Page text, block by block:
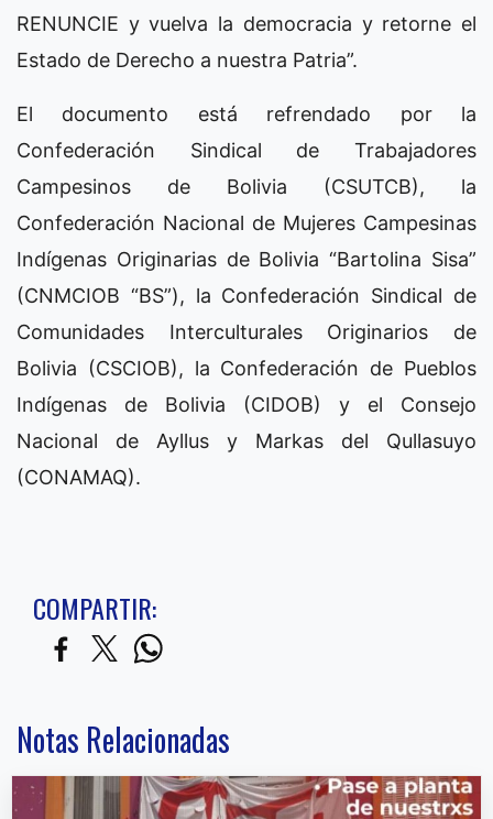
RENUNCIE y vuelva la democracia y retorne el
Estado de Derecho a nuestra Patria”.
El documento está refrendado por la
Confederación Sindical de Trabajadores
Campesinos de Bolivia (CSUTCB), la
Confederación Nacional de Mujeres Campesinas
Indígenas Originarias de Bolivia “Bartolina Sisa”
(CNMCIOB “BS”), la Confederación Sindical de
Comunidades Interculturales Originarios de
Bolivia (CSCIOB), la Confederación de Pueblos
Indígenas de Bolivia (CIDOB) y el Consejo
Nacional de Ayllus y Markas del Qullasuyo
(CONAMAQ).
COMPARTIR:
Notas Relacionadas